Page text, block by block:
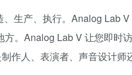
、生产、执行。Analog Lab
。Analog Lab V 让您即时
作人、表演者、声音设计师